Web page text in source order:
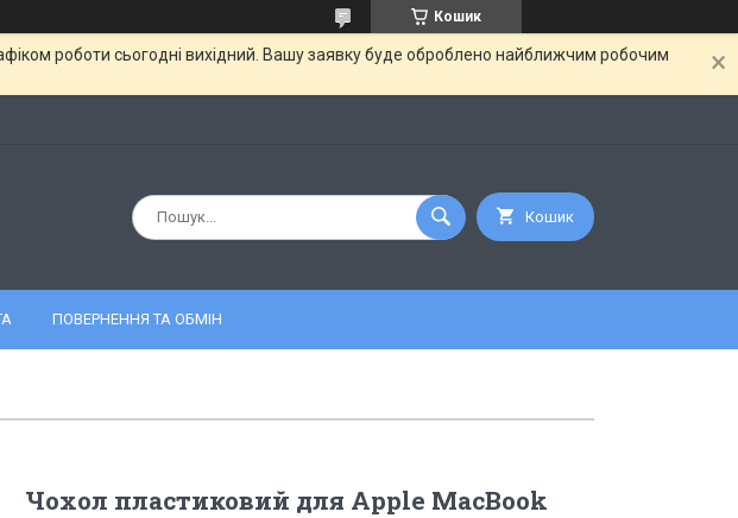
Кошик
роботи сьогодні вихідний. Вашу заявку буде оброблено найближчим робочим
Кошик
ПОВЕРНЕННЯ ТА ОБМІН
Чохол пластиковий для Apple MacBook